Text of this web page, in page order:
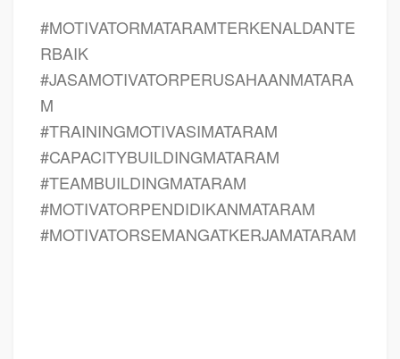
#MOTIVATORMATARAMTERKENALDANTE
RBAIK
#JASAMOTIVATORPERUSAHAANMATARA
M
#TRAININGMOTIVASIMATARAM
#CAPACITYBUILDINGMATARAM
#TEAMBUILDINGMATARAM
#MOTIVATORPENDIDIKANMATARAM
#MOTIVATORSEMANGATKERJAMATARAM